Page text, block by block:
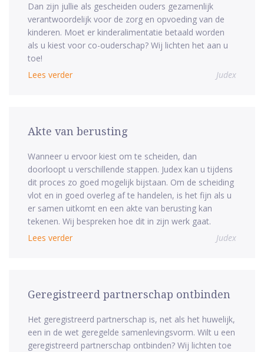
Dan zijn jullie als gescheiden ouders gezamenlijk
verantwoordelijk voor de zorg en opvoeding van de
kinderen. Moet er kinderalimentatie betaald worden
als u kiest voor co-ouderschap? Wij lichten het aan u
toe!
Lees verder
Judex
Akte van berusting
Wanneer u ervoor kiest om te scheiden, dan
doorloopt u verschillende stappen. Judex kan u tijdens
dit proces zo goed mogelijk bijstaan. Om de scheiding
vlot en in goed overleg af te handelen, is het fijn als u
er samen uitkomt en een akte van berusting kan
tekenen. Wij bespreken hoe dit in zijn werk gaat.
Lees verder
Judex
Geregistreerd partnerschap ontbinden
Het geregistreerd partnerschap is, net als het huwelijk,
een in de wet geregelde samenlevingsvorm. Wilt u een
geregistreerd partnerschap ontbinden? Wij lichten toe